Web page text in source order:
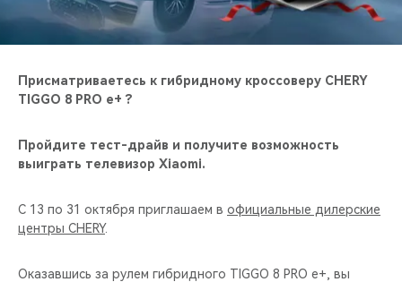
CHERY И СПОРТ
НАШИ МЕРОПРИЯТИЯ
ВИДЕООБЗОРЫ
Присматриваетесь к гибридному кроссоверу CHERY
TIGGO 8 PRO e+ ?
Пройдите тест-драйв и получите возможность
выиграть телевизор Xiaomi.
C 13 по 31 октября приглашаем в официальные дилерские
центры CHERY.
Оказавшись за рулем гибридного TIGGO 8 PRO e+, вы